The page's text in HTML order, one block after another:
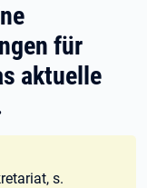
für
aktuelle
s.